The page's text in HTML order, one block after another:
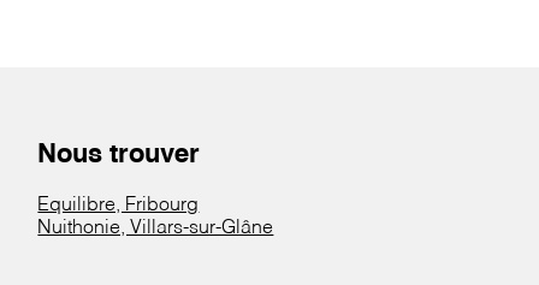
Nous trouver
Equilibre, Fribourg
Nuithonie, Villars-sur-Glâne